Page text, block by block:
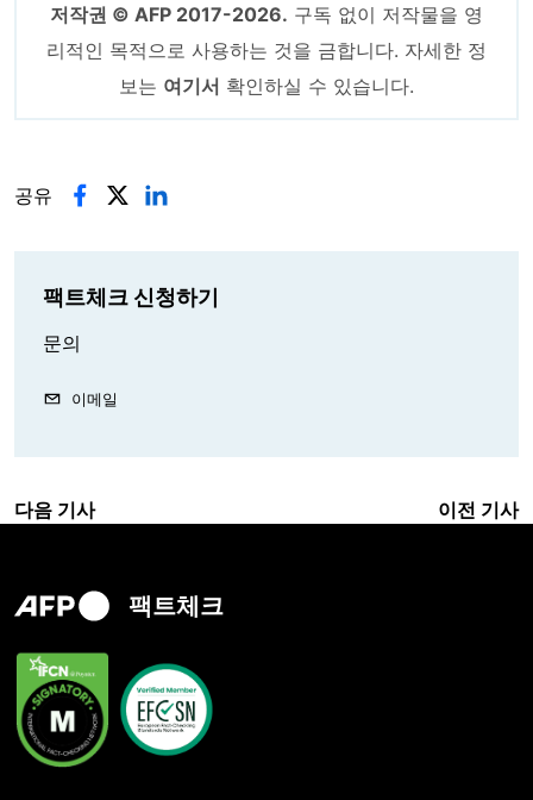
저작권 © AFP 2017-2026. 구독 없이 저작물을 영
리적인 목적으로 사용하는 것을 금합니다. 자세한 정
보는 여기서 확인하실 수 있습니다.
공유
팩트체크 신청하기
문의
이메일
다음 기사 이전 기사
팩트체크